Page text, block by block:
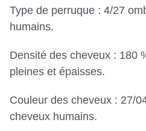
Type de perruque : 4/27
humains.
Densité des cheveux : 180
pleines et épaisses.
Couleur des cheveux : 27/
cheveux humains.